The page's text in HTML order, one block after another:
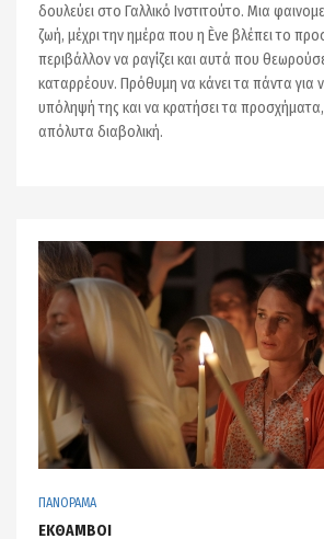
δουλεύει στο Γαλλικό Ινστιτούτο. Μια
ζωή, μέχρι την ημέρα που η Ève βλέπει το
περιβάλλον να ραγίζει και αυτά που
καταρρέουν. Πρόθυμη να κάνει τα πάντα για
υπόληψή της και να κρατήσει τα
απόλυτα διαβολική.
ΠΑΝΟΡΑΜΑ
ΕΚΘΑΜΒΟΙ